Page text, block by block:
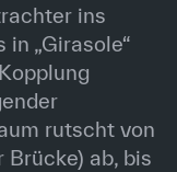
ins
„Girasole“
rutscht von
Brücke) ab, bis